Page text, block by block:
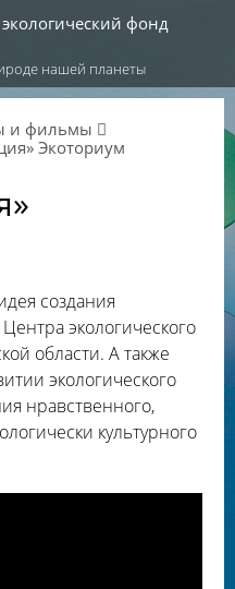
фонд
нашей планеты
и фильмы
Экоториум
создания
экологического
области. А также
экологического
нравственного,
культурного